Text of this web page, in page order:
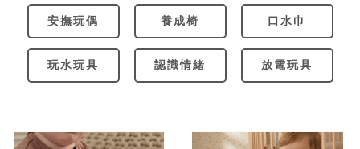
安撫玩偶 養成椅 口水巾
玩水玩具 認識情緒 放電玩具